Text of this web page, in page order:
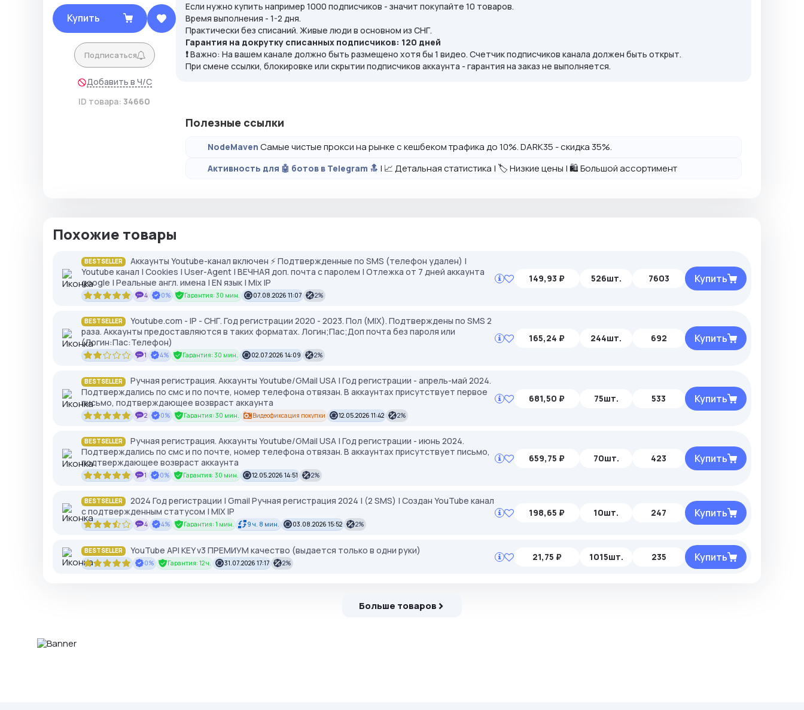
Купить
Подписаться
Добавить в Ч/С
ID товара: 34660
Если нужно купить например 1000 подписчиков - значит покупайте 10 товаров.
Время выполнения - 1-2 дня.
Практически без списаний. Живые люди в основном из СНГ.
Гарантия на докрутку списанных подписчиков: 120 дней
❗Важно: На вашем канале должно быть размещено хотя бы 1 видео. Счетчик подписчиков канала должен быть открыт.
При смене ссылки, блокировке или скрытии подписчиков аккаунта - гарантия на заказ не выполняется.
Полезные ссылки
NodeMaven Самые чистые прокси на рынке с кешбеком трафика до 10%. DARK35 - скидка 35%.
Активность для 🤖 ботов в Telegram 🔝 | 📈 Детальная статистика | 🏷️ Низкие цены | 🛍️ Большой ассортимент
Похожие товары
BESTSELLER
Аккаунты Youtube-канал включен ⚡️ Подтвержденные по SMS (телефон удален) |
Youtube канал | Cookies | User-Agent | ВЕЧНАЯ доп. почта с паролем | Отлежка от 7 дней аккаунта
google | Реальные англ. имена | EN язык | Mix IP
4 0% Гарантия: 30 мин. 07.08.2026 11:07 2%
149,93 ₽ 526шт. 7603 Купить
BESTSELLER
Youtube.com - IP - СНГ. Год регистрации 2020 - 2023. Пол (MIX). Подтверждены по SMS 2
раза. Аккаунты предоставляются в таких форматах. Логин;Пас;Доп почта без пароля или
(Логин:Пас:Телефон)
1 4% Гарантия: 30 мин. 02.07.2026 14:09 2%
165,24 ₽ 244шт. 692 Купить
BESTSELLER
Ручная регистрация. Аккаунты Youtube/GMail USA | Год регистрации - апрель-май 2024.
Подтверждались по смс и по почте, номер телефона отвязан. В аккаунтах присутствует первое
письмо, подтверждающее возвраст аккаунта
2 0% Гарантия: 30 мин. Видеофиксация покупки 12.05.2026 11:42 2%
681,50 ₽ 75шт. 533 Купить
BESTSELLER
Ручная регистрация. Аккаунты Youtube/GMail USA | Год регистрации - июнь 2024.
Подтверждались по смс и по почте, номер телефона отвязан. В аккаунтах присутствует письмо,
подтверждающее возвраст аккаунта
1 0% Гарантия: 30 мин. 12.05.2026 14:51 2%
659,75 ₽ 70шт. 423 Купить
BESTSELLER
2024 Год регистрации | Gmail Ручная регистрация 2024 | (2 SMS) | Создан YouTube канал
с подтвержденным статусом | MIX IP
4 4% Гарантия: 1 мин. 9 ч. 8 мин. 03.08.2026 15:52 2%
198,65 ₽ 10шт. 247 Купить
BESTSELLER YouTube API KEY v3 ПРЕМИУМ качество (выдается только в одни руки)
0% Гарантия: 12 ч. 31.07.2026 17:17 2%
21,75 ₽ 1015шт. 235 Купить
Больше товаров